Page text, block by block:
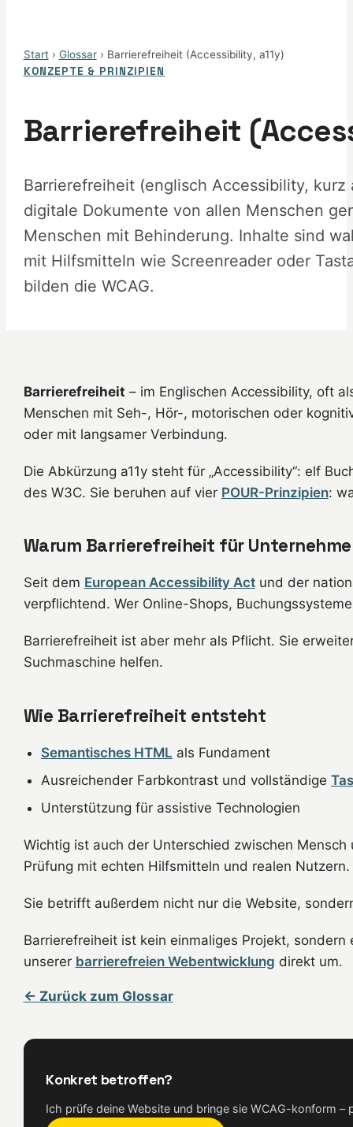
Start› Glossar› Barrierefreiheit (Accessibility, a11y)
KONZEPTE & PRINZIPIEN
Barrierefreiheit
Barrierefreiheit (englisch Accessibility, kurz
digitale Dokumente von allen Menschen
Menschen mit Behinderung. Inhalte sind
mit Hilfsmitteln wie Screenreader oder
bilden die WCAG.
Barrierefreiheit – im Englischen Accessibility, oft
Menschen mit Seh-, Hör-, motorischen oder
oder mit langsamer Verbindung.
Die Abkürzung a11y steht für „Accessibility“: elf
des W3C. Sie beruhen auf vier POUR-Prinzipien:
Warum Barrierefreiheit für
Seit dem European Accessibility Actund der
verpflichtend. Wer Online-Shops,
Barrierefreiheit ist aber mehr als Pflicht. Sie
Suchmaschine helfen.
Wie Barrierefreiheit entsteht
Semantisches HTML als Fundament
Ausreichender Farbkontrast und vollständige
Unterstützung für assistive Technologien
Wichtig ist auch der Unterschied zwischen
Prüfung mit echten Hilfsmitteln und realen
Sie betrifft außerdem nicht nur die Website,
Barrierefreiheit ist kein einmaliges Projekt,
unserer barrierefreien Webentwicklung direkt um.
← Zurück zum Glossar
Konkret betroffen?
Ich prüfe deine Website und bringe sie WCAG-konform –